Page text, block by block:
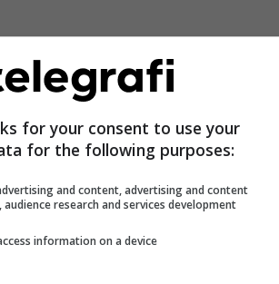
VATRA. Një dëshmi e punës
gjatë me Kosovën ndërsa ajo
dhe euroatlantik; rrit një
demokratike”.
for your consent to use your
for the following purposes:
and content, advertising and content
research and services development
information on a device